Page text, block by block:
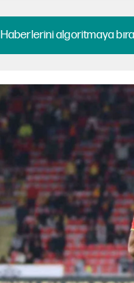
Haberlerini algoritmaya